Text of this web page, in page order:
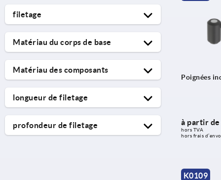
filetage
M12
M16
M18
M20
Matériau du corps de base
acier de traitement
acier inoxydable A2
Matériau des composants
plastique
longueur de filetage
15
profondeur de filetage
Poignées
à partir de
hors TVA
hors frais
K0109